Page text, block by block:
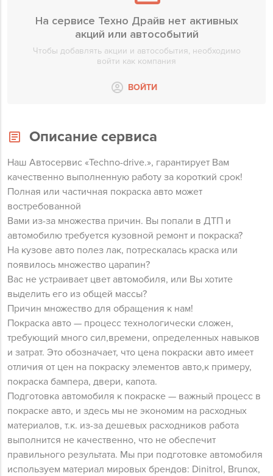
На сервисе Техно Драйв нет активных
акций или автособытий
Чтобы добавлять акции и автособытия, необходимо
войти как компания
ВОЙТИ
Описание сервиса
Наш Автосервис «Techno-drive.», гарантирует Вам
качественно выполненную работу за короткий срок!
Полная или частичная покраска авто может
востребованной
Вами из-за множества причин. Вы попали в ДТП и
автомобилю требуется кузовной ремонт и покраска?
На кузове авто полез лак, потрескалась краска или
появилось множество царапин?
Вас не устраивает цвет автомобиля, или Вы хотите
выделить его из общей массы?
Причин множество для обращения к нам!
Покраска авто — процесс технологически сложен,
требующий много сил,времени, определенных навыков
и затрат. Это обозначает, что цена покраски авто имеет
отличия от цен на покраску элементов авто,к примеру,
покраска бампера, двери, капота.
Подготовка автомобиля к покраске — важный процесс в
покраске авто, и здесь мы не экономим на расходных
материалов, т.к. из-за дешевых расходников работа
выполнится не качественно, что не обеспечит
правильного результата. Мы при подготовке автомобиля
используем материал мировых брендов: Dinitrol, Brunox,